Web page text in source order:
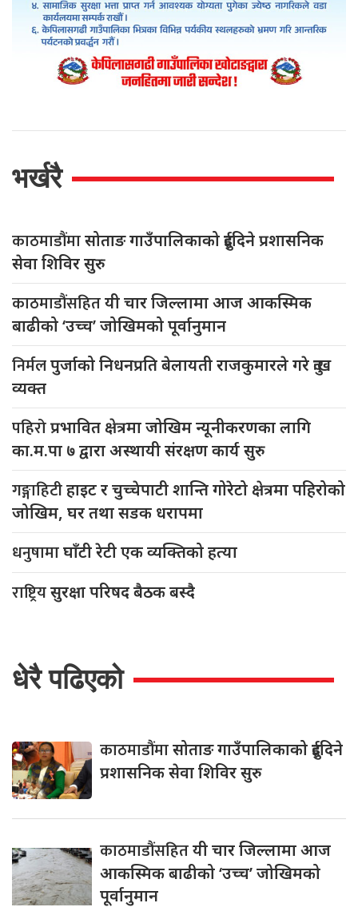
भर्खरै
काठमाडौंमासोताङ गाउँपालिकाको दुईदिने प्रशासनिक
सेवा शिविर सुरु
काठमाडौंसहितयी चार जिल्लामा आज आकस्मिक
बाढीको ‘उच्च’ जोखिमको पूर्वानुमान
निर्मलपुर्जाको निधनप्रति बेलायती राजकुमारले गरे दुःख
व्यक्त
पहिरोप्रभावित क्षेत्रमा जोखिम न्यूनीकरणका लागि
का.म.पा ७ द्वारा अस्थायी संरक्षण कार्य सुरु
गङ्गाहिटीहाइट र चुच्चेपाटी शान्ति गोरेटो क्षेत्रमा पहिरोको
जोखिम, घर तथा सडक धरापमा
धनुषामाघाँटी रेटी एक व्यक्तिको हत्या
राष्ट्रियसुरक्षा परिषद बैठक बस्दै
धेरै पढिएको
काठमाडौंमासोताङ गाउँपालिकाको दुईदिने
प्रशासनिक सेवा शिविर सुरु
काठमाडौंसहितयी चार जिल्लामा आज
आकस्मिक बाढीको ‘उच्च’ जोखिमको
पूर्वानुमान